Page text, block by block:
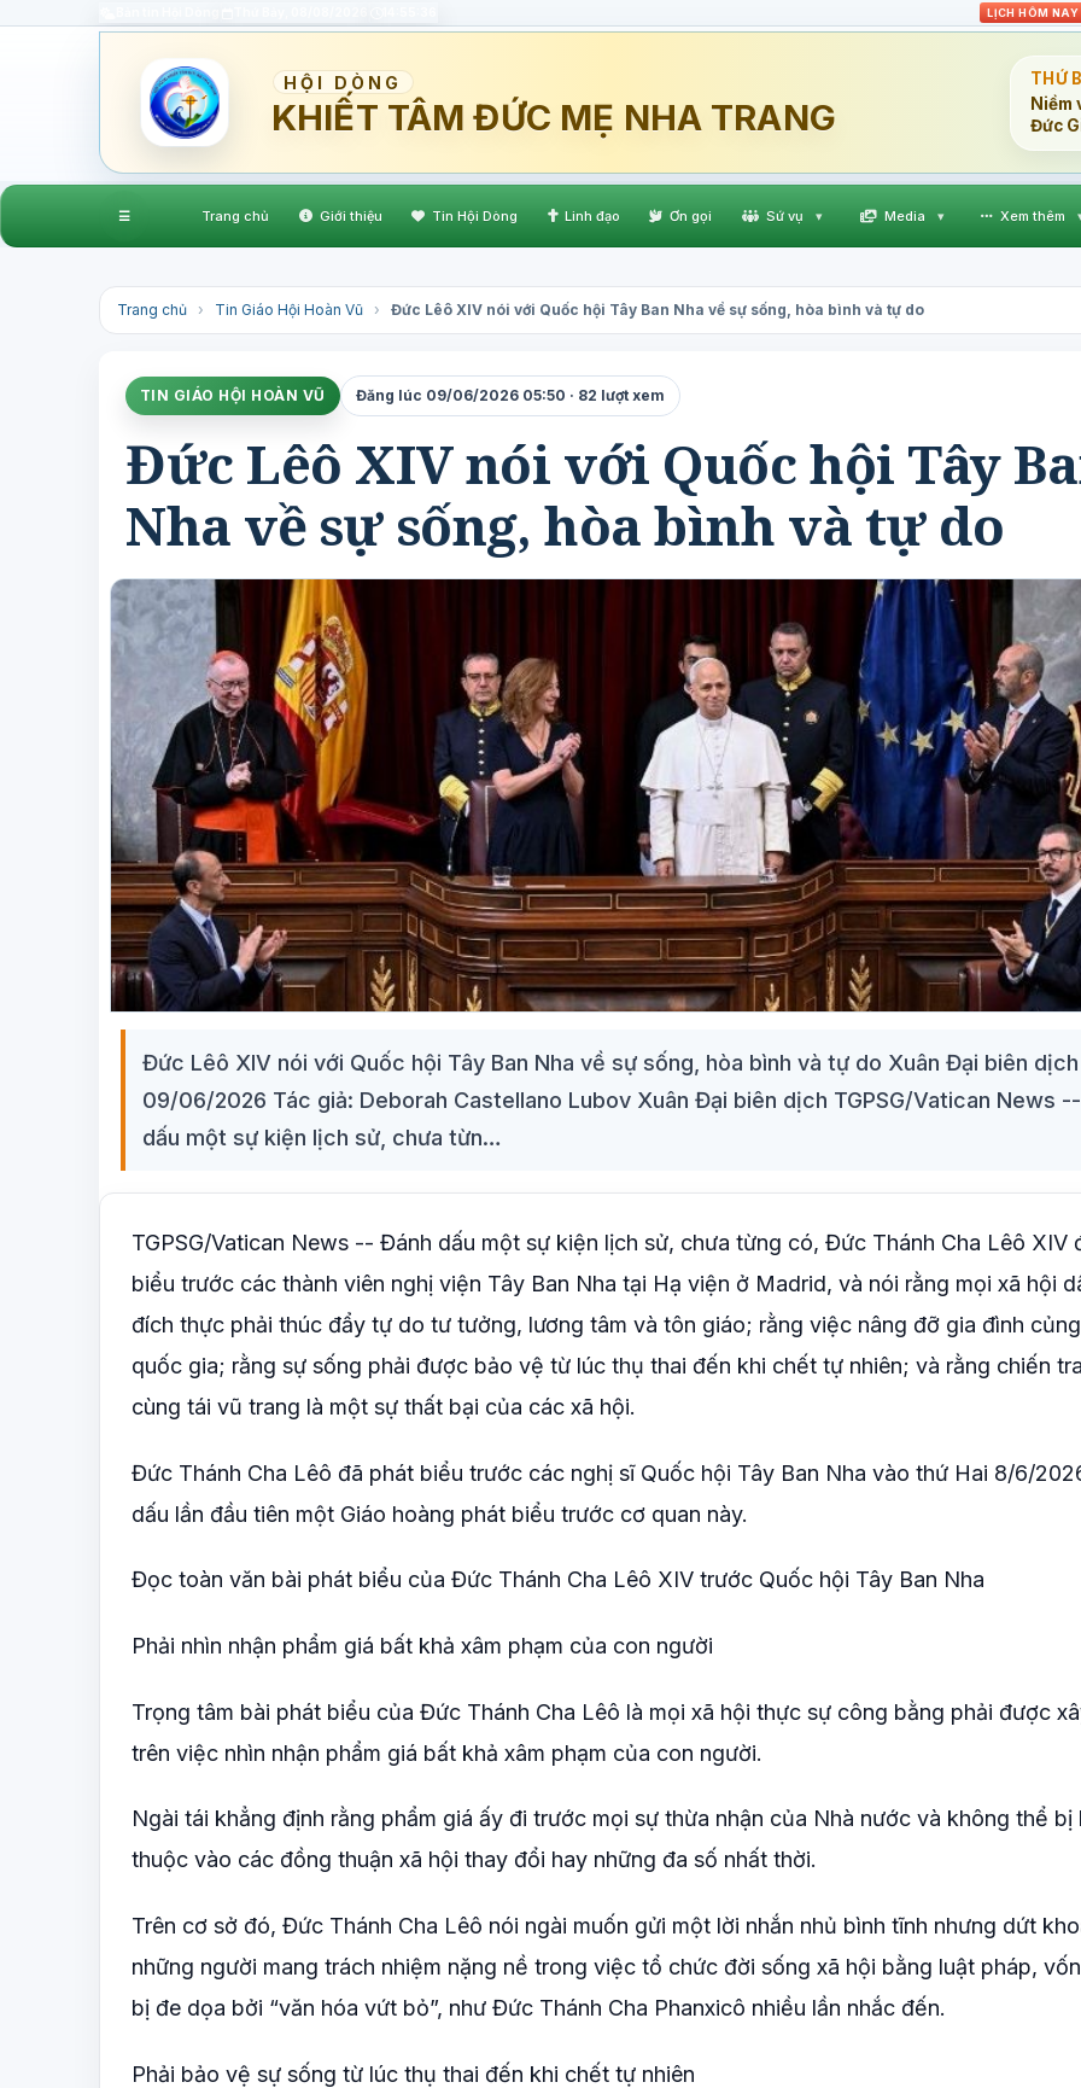
LỊCH HÔM NAY
HỘI DÒNG
KHIẾT TÂM ĐỨC MẸ NHA TRANG
THỨ
Niềm
Đức
☰ Trang chủ Giới thiệu Tin Hội Dòng Linh đạo Ơn gọi Sứ vụ ▾ Media ▾ Xem thêm
Trang chủ › Tin Giáo Hội Hoàn Vũ › Đức Lêô XIV nói với Quốc hội Tây Ban Nha về sự sống, hòa bình và tự do
TIN GIÁO HỘI HOÀN VŨ Đăng lúc 09/06/2026 05:50 · 82 lượt xem
Đức Lêô XIV nói với Quốc hội Tây
Nha về sự sống, hòa bình và tự do
Đức Lêô XIV nói với Quốc hội Tây Ban Nha về sự sống, hòa bình và tự do Xuân Đại biên
09/06/2026 Tác giả: Deborah Castellano Lubov Xuân Đại biên dịch TGPSG/Vatican News
dấu một sự kiện lịch sử, chưa từn…
TGPSG/Vatican News -- Đánh dấu một sự kiện lịch sử, chưa từng có, Đức Thánh Cha Lêô XIV
biểu trước các thành viên nghị viện Tây Ban Nha tại Hạ viện ở Madrid, và nói rằng mọi xã hội
đích thực phải thúc đẩy tự do tư tưởng, lương tâm và tôn giáo; rằng việc nâng đỡ gia đình
quốc gia; rằng sự sống phải được bảo vệ từ lúc thụ thai đến khi chết tự nhiên; và rằng chiến
cùng tái vũ trang là một sự thất bại của các xã hội.
Đức Thánh Cha Lêô đã phát biểu trước các nghị sĩ Quốc hội Tây Ban Nha vào thứ Hai 8/6/
dấu lần đầu tiên một Giáo hoàng phát biểu trước cơ quan này.
Đọc toàn văn bài phát biểu của Đức Thánh Cha Lêô XIV trước Quốc hội Tây Ban Nha
Phải nhìn nhận phẩm giá bất khả xâm phạm của con người
Trọng tâm bài phát biểu của Đức Thánh Cha Lêô là mọi xã hội thực sự công bằng phải được
trên việc nhìn nhận phẩm giá bất khả xâm phạm của con người.
Ngài tái khẳng định rằng phẩm giá ấy đi trước mọi sự thừa nhận của Nhà nước và không thể bị
thuộc vào các đồng thuận xã hội thay đổi hay những đa số nhất thời.
Trên cơ sở đó, Đức Thánh Cha Lêô nói ngài muốn gửi một lời nhắn nhủ bình tĩnh nhưng dứt
những người mang trách nhiệm nặng nề trong việc tổ chức đời sống xã hội bằng luật pháp,
bị đe dọa bởi “văn hóa vứt bỏ”, như Đức Thánh Cha Phanxicô nhiều lần nhắc đến.
Phải bảo vệ sự sống từ lúc thụ thai đến khi chết tự nhiên